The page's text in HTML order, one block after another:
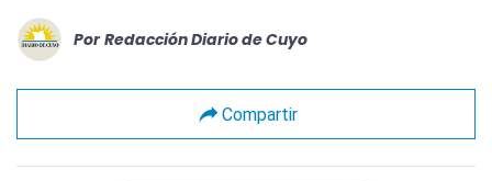
Por Redacción Diario de Cuyo
Compartir